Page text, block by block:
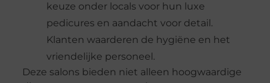
keuze onder locals voor hun luxe
pedicures en aandacht voor detail.
Klanten waarderen de hygiëne en het
vriendelijke personeel.
Deze salons bieden niet alleen hoogwaardige